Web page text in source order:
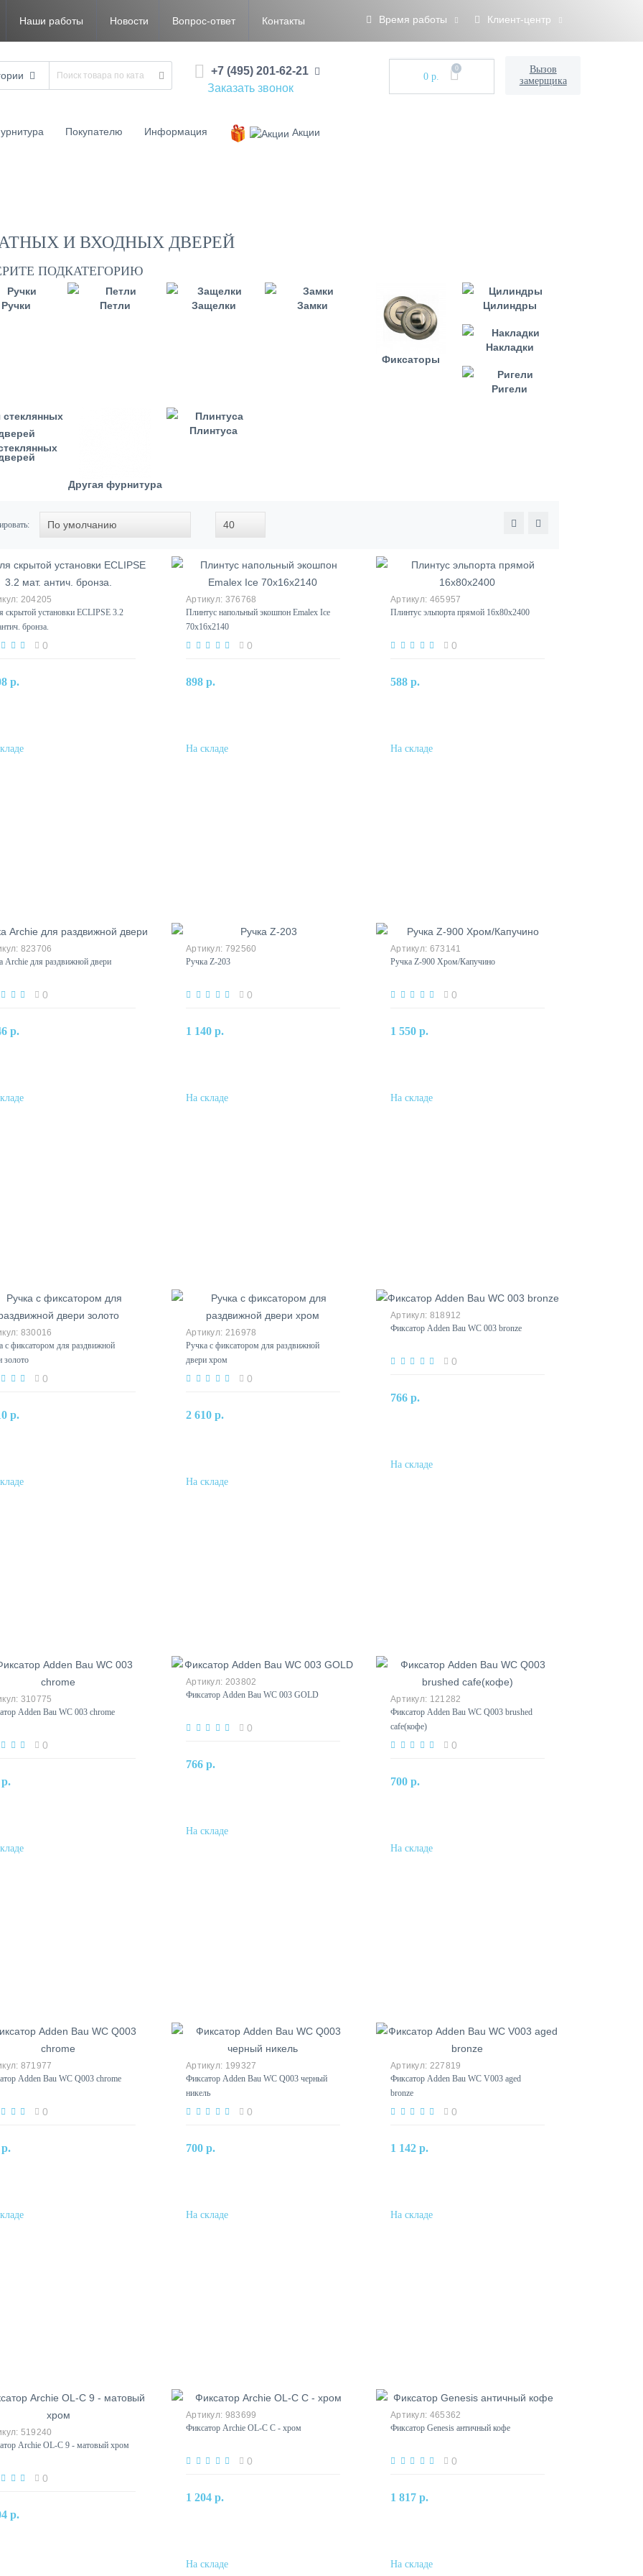
Наши работы Новости Вопрос-ответ Контакты Время работы Клиент-центр
+7 (495) 201-62-21
Заказать звонок
0 р.
0
Вызов
замерщика
Покупателю Информация Акции
И ВХОДНЫХ ДВЕРЕЙ
ПОДКАТЕГОРИЮ
Ручки Петли Защелки Замки
Фиксаторы
Цилиндры
Накладки
Ригели
Другая фурнитура
Плинтуса
204205
скрытой установки ECLIPSE 3.2
бронза.
0
р.
В корзину
376768
Плинтус напольный экошпон Emalex Ice
70х16х2140
0
898 р.
465957
Плинтус эльпорта прямой 16х80х2400
0
588 р.
823706
Archie для раздвижной двери
0
р.
В корзину
792560
Ручка Z-203
0
1 140 р.В корзину
673141
Ручка Z-900 Хром/Капучино
0
1 550 р.В корзину
830016
с фиксатором для раздвижной
золото
0
р.
В корзину
216978
Ручка с фиксатором для раздвижной
двери хром
0
2 610 р.В корзину
818912
Фиксатор Adden Bau WC 003 bronze
0
766 р.
310775
Adden Bau WC 003 chrome
0
203802
Фиксатор Adden Bau WC 003 GOLD
0
766 р.
121282
Фиксатор Adden Bau WC Q003 brushed
cafe(кофе)
0
700 р.
871977
Adden Bau WC Q003 chrome
0
199327
Фиксатор Adden Bau WC Q003 черный
никель
0
700 р.
227819
Фиксатор Adden Bau WC V003 aged
bronze
0
1 142 р.В корзину
519240
Archie OL-C 9 - матовый хром
0
р.
В корзину
983699
Фиксатор Archie OL-C C - хром
0
1 204 р.В корзину
465362
Фиксатор Genesis античный кофе
0
1 817 р.В корзину